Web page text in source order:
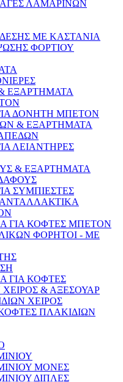
ΛΑΜΑΡΙΝΩΝ
ΜΕ ΚΑΣΤΑΝΙΑ
ΦΟΡΤΙΟΥ
ΕΞΑΡΤΗΜΑΤΑ
ΔΟΝΗΤΗ ΜΠΕΤΟΝ
& ΕΞΑΡΤΗΜΑΤΑ
ΛΕΙΑΝΤΗΡΕΣ
& ΕΞΑΡΤΗΜΑΤΑ
ΣΥΜΠΙΕΣΤΕΣ
ΓΙΑ ΚΟΦΤΕΣ ΜΠΕΤΟΝ
ΦΟΡΗΤΟΙ - ΜΕ
ΓΙΑ ΚΟΦΤΕΣ
& ΑΞΕΣΟΥΑΡ
ΧΕΙΡΟΣ
ΠΛΑΚΙΔΙΩΝ
ΜΟΝΕΣ
ΔΙΠΛΕΣ